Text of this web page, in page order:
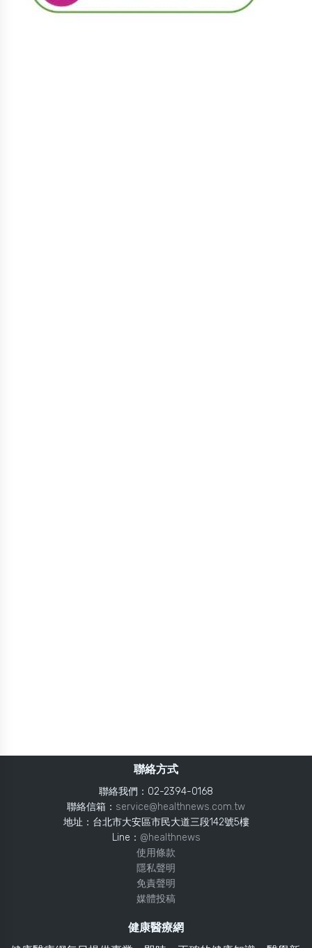
聯絡方式
聯絡我們：02-2394-0168
聯絡信箱： service@healthnews.com.tw
地址：台北市大安區市民大道三段142號5樓
Line： @healthnews
使用條款
隱私聲明
免責聲明
媒體投稿
健康醫療網